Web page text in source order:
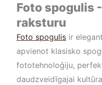
Foto spogulis
raksturu
Foto spogulis ir
apvienot klasisko
fototehnoloģiju,
daudzveidīgajai